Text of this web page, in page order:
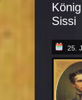
Sissi
25.